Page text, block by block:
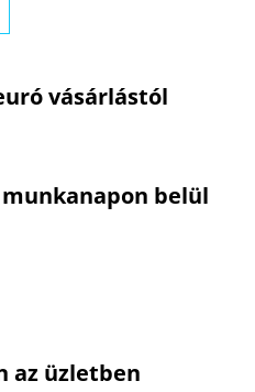
vásárlástól
belül
az üzletben